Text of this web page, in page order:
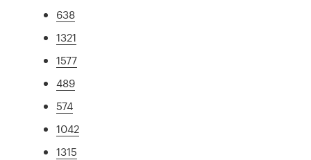
638
1321
1577
489
574
1042
1315